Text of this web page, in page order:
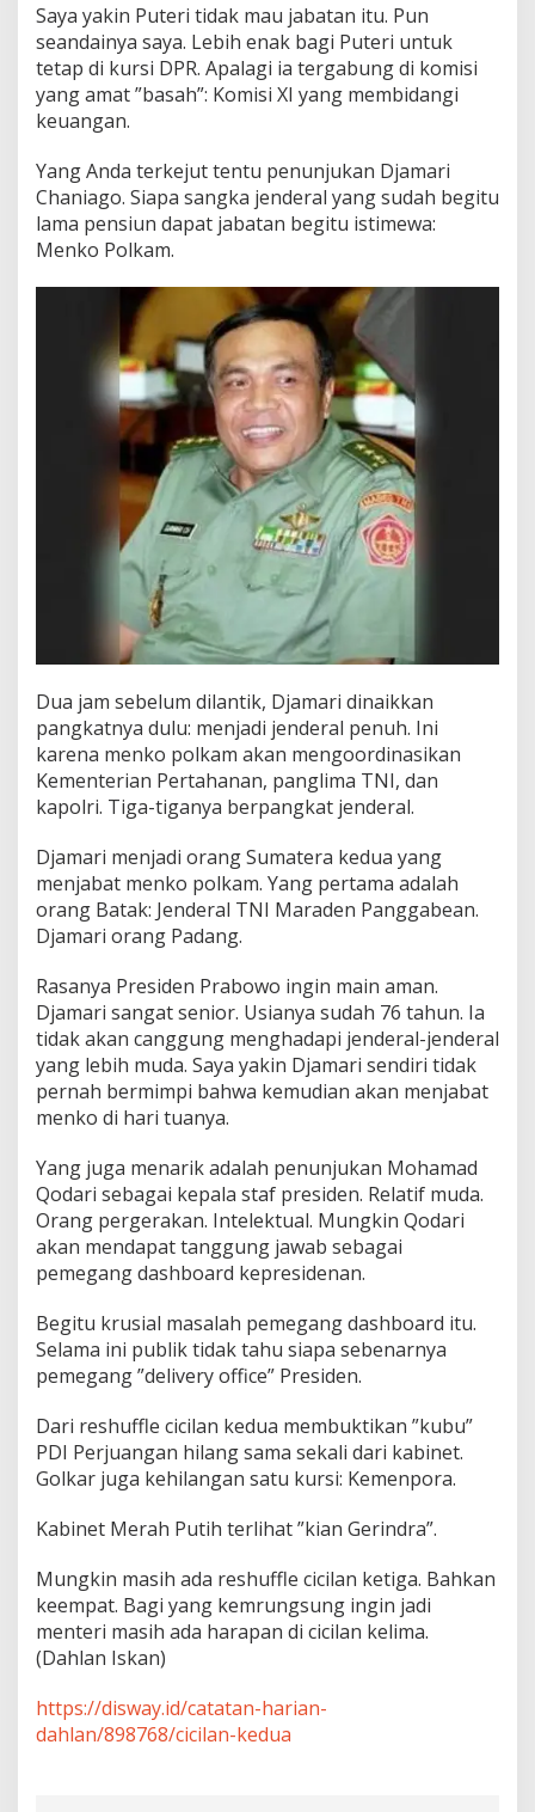
Saya yakin Puteri tidak mau jabatan itu. Pun
seandainya saya. Lebih enak bagi Puteri untuk
tetap di kursi DPR. Apalagi ia tergabung di komisi
yang amat ”basah”: Komisi XI yang membidangi
keuangan.
Yang Anda terkejut tentu penunjukan Djamari
Chaniago. Siapa sangka jenderal yang sudah begitu
lama pensiun dapat jabatan begitu istimewa:
Menko Polkam.
Dua jam sebelum dilantik, Djamari dinaikkan
pangkatnya dulu: menjadi jenderal penuh. Ini
karena menko polkam akan mengoordinasikan
Kementerian Pertahanan, panglima TNI, dan
kapolri. Tiga-tiganya berpangkat jenderal.
Djamari menjadi orang Sumatera kedua yang
menjabat menko polkam. Yang pertama adalah
orang Batak: Jenderal TNI Maraden Panggabean.
Djamari orang Padang.
Rasanya Presiden Prabowo ingin main aman.
Djamari sangat senior. Usianya sudah 76 tahun. Ia
tidak akan canggung menghadapi jenderal-jenderal
yang lebih muda. Saya yakin Djamari sendiri tidak
pernah bermimpi bahwa kemudian akan menjabat
menko di hari tuanya.
Yang juga menarik adalah penunjukan Mohamad
Qodari sebagai kepala staf presiden. Relatif muda.
Orang pergerakan. Intelektual. Mungkin Qodari
akan mendapat tanggung jawab sebagai
pemegang dashboard kepresidenan.
Begitu krusial masalah pemegang dashboard itu.
Selama ini publik tidak tahu siapa sebenarnya
pemegang ”delivery office” Presiden.
Dari reshuffle cicilan kedua membuktikan ”kubu”
PDI Perjuangan hilang sama sekali dari kabinet.
Golkar juga kehilangan satu kursi: Kemenpora.
Kabinet Merah Putih terlihat ”kian Gerindra”.
Mungkin masih ada reshuffle cicilan ketiga. Bahkan
keempat. Bagi yang kemrungsung ingin jadi
menteri masih ada harapan di cicilan kelima.
(Dahlan Iskan)
https://disway.id/catatan-harian-
dahlan/898768/cicilan-kedua